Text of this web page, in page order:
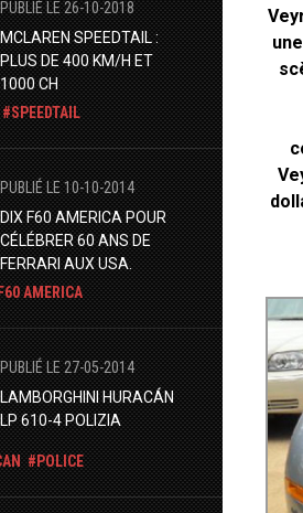
PUBLIÉ LE 26-10-2018
MCLAREN SPEEDTAIL :
PLUS DE 400 KM/H ET
1000 CH
SPEEDTAIL
PUBLIÉ LE 10-10-2014
DIX F60 AMERICA POUR
CÉLÉBRER 60 ANS DE
FERRARI AUX USA.
AMERICA
PUBLIÉ LE 27-05-2014
LAMBORGHINI HURACÁN
LP 610-4 POLIZIA
POLICE